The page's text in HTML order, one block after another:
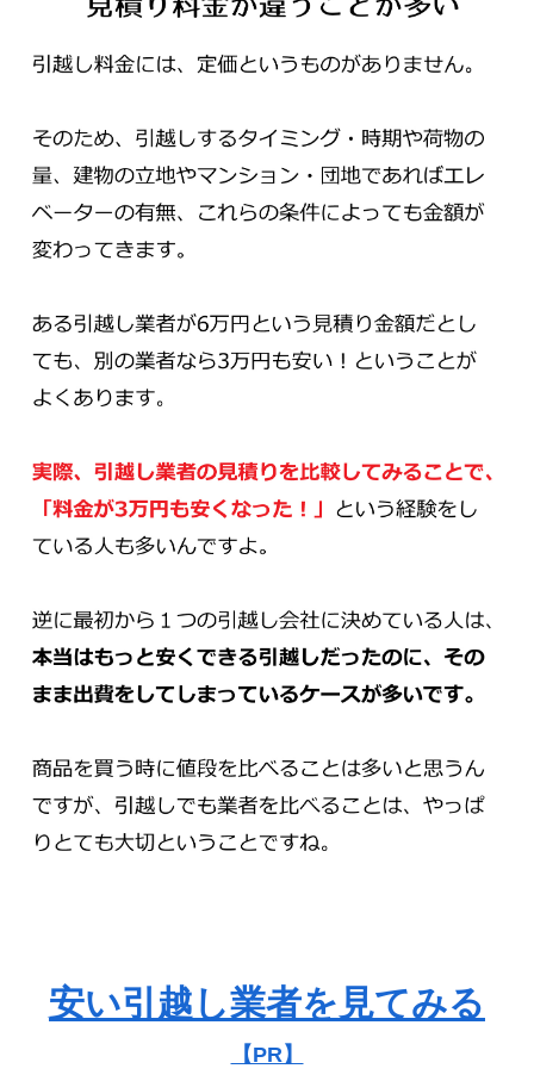
安い引越し業者を見てみる
【PR】